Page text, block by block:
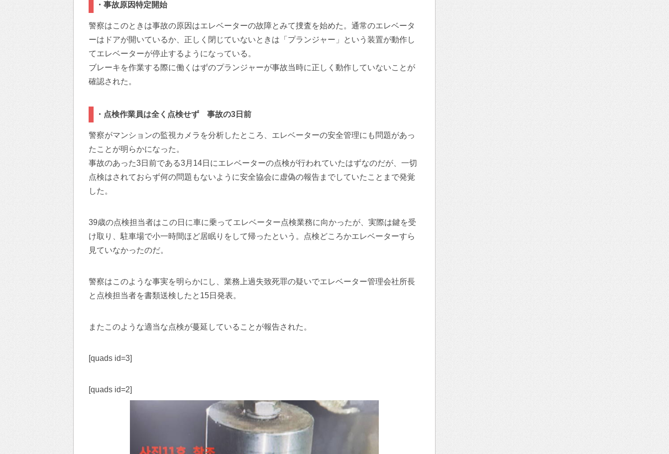
・事故原因特定開始
警察はこのときは事故の原因はエレベーターの故障とみて捜査を始めた。通常のエレベータ
ーはドアが開いているか、正しく閉じていないときは「プランジャー」という装置が動作し
てエレベーターが停止するようになっている。
ブレーキを作業する際に働くはずのプランジャーが事故当時に正しく動作していないことが
確認された。
・点検作業員は全く点検せず 事故の3日前
警察がマンションの監視カメラを分析したところ、エレベーターの安全管理にも問題があっ
たことが明らかになった。
事故のあった3日前である3月14日にエレベーターの点検が行われていたはずなのだが、一切
点検はされておらず何の問題もないように安全協会に虚偽の報告までしていたことまで発覚
した。
39歳の点検担当者はこの日に車に乗ってエレベーター点検業務に向かったが、実際は鍵を受
け取り、駐車場で小一時間ほど居眠りをして帰ったという。点検どころかエレベーターすら
見ていなかったのだ。
警察はこのような事実を明らかにし、業務上過失致死罪の疑いでエレベーター管理会社所長
と点検担当者を書類送検したと15日発表。
またこのような適当な点検が蔓延していることが報告された。
[quads id=3]
[quads id=2]